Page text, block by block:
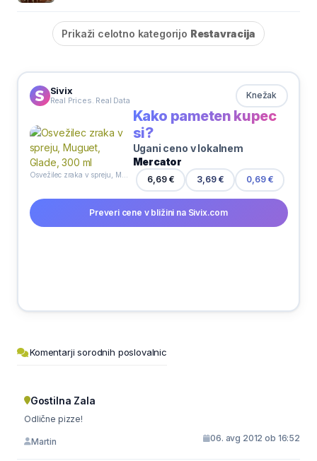
Prikaži celotno kategorijo Restavracija
Sivix
Real Prices. Real Data Knežak
Kako pameten kupec
si?
Ugani ceno v lokalnem
Mercator
6,69 € 3,69 € 0,69 €
Preveri cene v bližini na Sivix.com
Komentarji sorodnih poslovalnic
Gostilna Zala
Odlične pizze!
Martin 06. avg 2012 ob 16:52